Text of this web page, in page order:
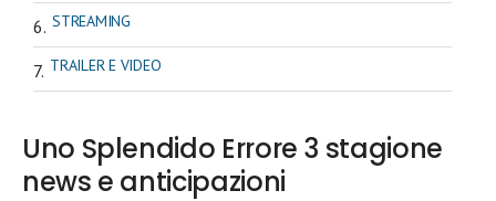
STREAMING
TRAILER E VIDEO
Uno Splendido Errore 3 stagione
news e anticipazioni